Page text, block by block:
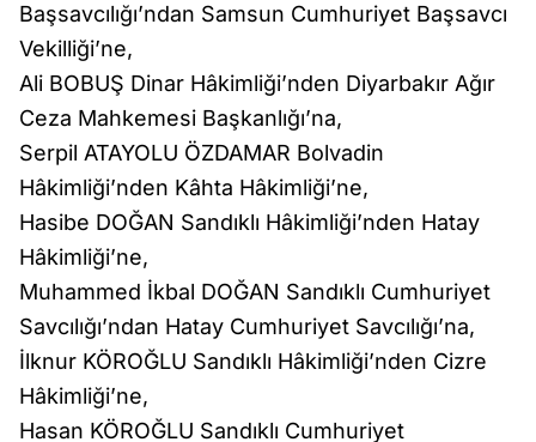
Başsavcılığı’ndan Samsun Cumhuriyet Başsavcı
Vekilliği’ne,
Ali BOBUŞ Dinar Hâkimliği’nden Diyarbakır Ağır
Ceza Mahkemesi Başkanlığı’na,
Serpil ATAYOLU ÖZDAMAR Bolvadin
Hâkimliği’nden Kâhta Hâkimliği’ne,
Hasibe DOĞAN Sandıklı Hâkimliği’nden Hatay
Hâkimliği’ne,
Muhammed İkbal DOĞAN Sandıklı Cumhuriyet
Savcılığı’ndan Hatay Cumhuriyet Savcılığı’na,
İlknur KÖROĞLU Sandıklı Hâkimliği’nden Cizre
Hâkimliği’ne,
Hasan KÖROĞLU Sandıklı Cumhuriyet